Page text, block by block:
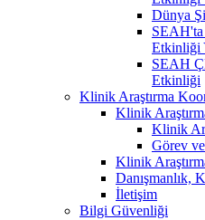
Dünya
SEAH'ta
Etkinliği
SEAH
Etkinliği
Klinik Araştırma
Klinik
Klinik
Görev
Klinik
Danışmanlık,
İletişim
Bilgi Güvenliği